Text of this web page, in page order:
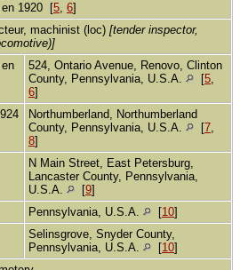
en 1920 [5, 6]
machinist (loc) [tender inspector,
524, Ontario Avenue, Renovo, Clinton
County, Pennsylvania, U.S.A.
[5,
6]
Northumberland, Northumberland
County, Pennsylvania, U.S.A.
[7,
8]
N Main Street, East Petersburg,
Lancaster County, Pennsylvania,
U.S.A.
[9]
Pennsylvania, U.S.A. [10]
Selinsgrove, Snyder County,
Pennsylvania, U.S.A.
[10]